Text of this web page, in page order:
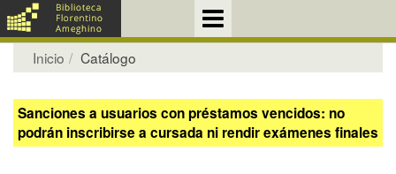
Inicio Catálogo
Sanciones a usuarios con préstamos vencidos: no
podrán inscribirse a cursada ni rendir exámenes finales